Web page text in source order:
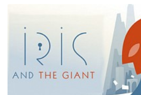
Red Solstice 2: